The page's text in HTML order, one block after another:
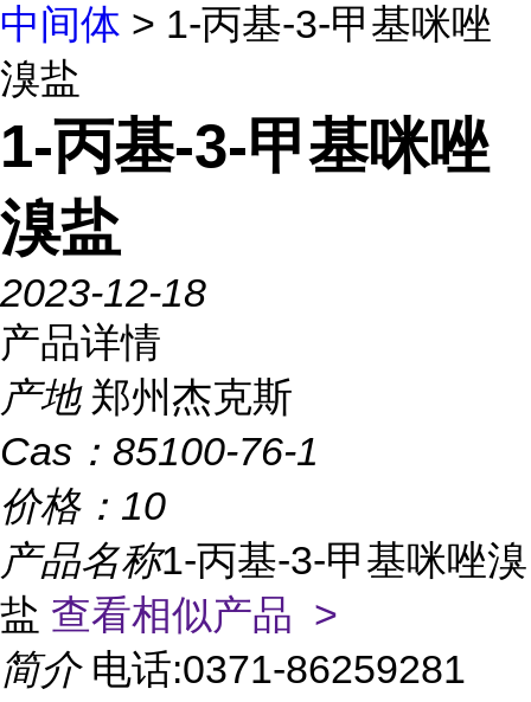
中间体 > 1-丙基-3-甲基咪唑
溴盐
1-丙基-3-甲基咪唑
溴盐
2023-12-18
产品详情
产地 郑州杰克斯
Cas： 85100-76-1
价格： 10
产品名称1-丙基-3-甲基咪唑溴
盐 查看相似产品 >
简介 电话:0371-86259281